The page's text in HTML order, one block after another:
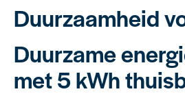
Duurzaamheid
Duurzame
met 5 kWh